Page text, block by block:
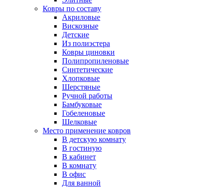
Ковры по составу
Акриловые
Вискозные
Детские
Из полиэстера
Ковры циновки
Полипропиленовые
Синтетические
Хлопковые
Шерстяные
Ручной работы
Бамбуковые
Гобеленовые
Шелковые
Место применение ковров
В детскую комнату
В гостиную
В кабинет
В комнату
В офис
Для ванной